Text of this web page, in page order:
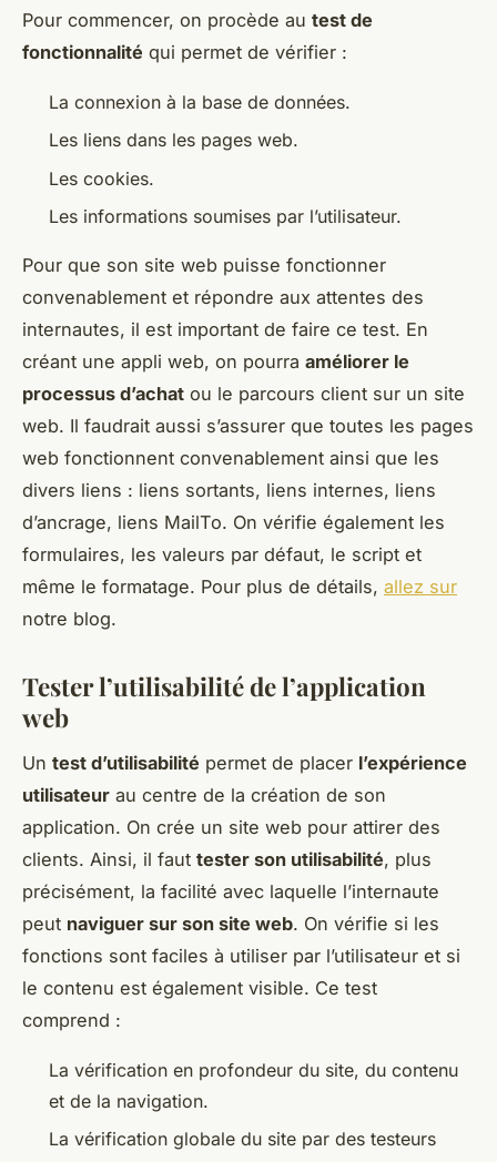
Pour commencer, on procède au test de
fonctionnalité qui permet de vérifier :
La connexion à la base de données.
Les liens dans les pages web.
Les cookies.
Les informations soumises par l’utilisateur.
Pour que son site web puisse fonctionner
convenablement et répondre aux attentes des
internautes, il est important de faire ce test. En
créant une appli web, on pourra améliorer le
processus d’achat ou le parcours client sur un site
web. Il faudrait aussi s’assurer que toutes les pages
web fonctionnent convenablement ainsi que les
divers liens : liens sortants, liens internes, liens
d’ancrage, liens MailTo. On vérifie également les
formulaires, les valeurs par défaut, le script et
même le formatage. Pour plus de détails, allez sur
notre blog.
Tester l’utilisabilité de l’application
web
Un test d’utilisabilité permet de placer l’expérience
utilisateur au centre de la création de son
application. On crée un site web pour attirer des
clients. Ainsi, il faut tester son utilisabilité, plus
précisément, la facilité avec laquelle l’internaute
peut naviguer sur son site web. On vérifie si les
fonctions sont faciles à utiliser par l’utilisateur et si
le contenu est également visible. Ce test
comprend :
La vérification en profondeur du site, du contenu
et de la navigation.
La vérification globale du site par des testeurs